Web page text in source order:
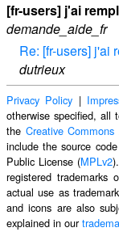
[fr-users] j'ai
demande_aide_fr
Re: [fr-users] j'ai
dutrieux
Privacy Policy |
otherwise specified, all
the Creative
include the source
Public License (MPLv2
registered trademarks
actual use as
and icons are also
explained in our